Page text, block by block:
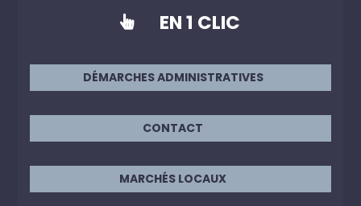
 EN 1 CLIC
DÉMARCHES ADMINISTRATIVES
CONTACT
MARCHÉS LOCAUX